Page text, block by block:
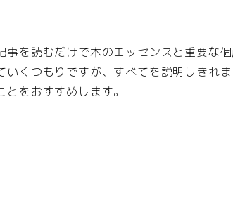
事を読むだけで本のエッセンスと重要な
いくつもりですが、すべてを説明しきれ
をおすすめします。